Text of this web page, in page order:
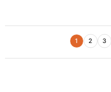
Paginazione degli
1 2 3